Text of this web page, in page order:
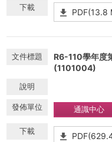
PDF(13.8
R6-110學年度
(1101004)
通識中心